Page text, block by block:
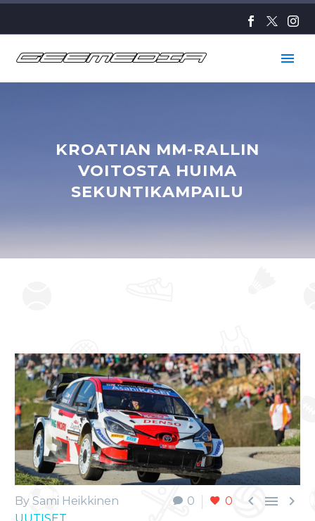
KROATIAN MM-RALLIN
VOITOSTA HUIMA
SEKUNTIKAMPAILU
0 0   
By Sami Heikkinen